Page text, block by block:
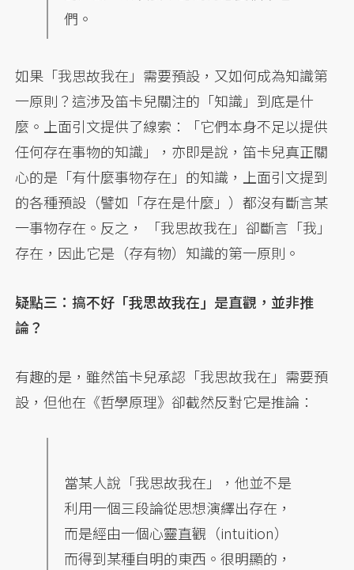
們。
如果「我思故我在」需要預設，又如何成為知識第
一原則？這涉及笛卡兒關注的「知識」到底是什
麼。上面引文提供了線索：「它們本身不足以提供
任何存在事物的知識」，亦即是說，笛卡兒真正關
心的是「有什麼事物存在」的知識，上面引文提到
的各種預設（譬如「存在是什麼」）都沒有斷言某
一事物存在。反之， 「我思故我在」卻斷言「我」
存在，因此它是（存有物）知識的第一原則。
疑點三：搞不好「我思故我在」是直觀，並非推
論？
有趣的是，雖然笛卡兒承認「我思故我在」需要預
設，但他在《哲學原理》卻截然反對它是推論：
當某人說「我思故我在」，他並不是
利用一個三段論從思想演繹出存在，
而是經由一個心靈直觀（intuition）
而得到某種自明的東西。很明顯的，